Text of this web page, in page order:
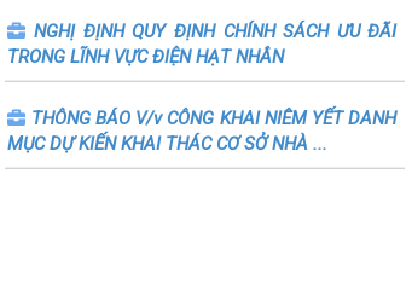
NGHỊ ĐỊNH QUY ĐỊNH CHÍNH SÁCH ƯU ĐÃI
TRONG LĨNH VỰC ĐIỆN HẠT NHÂN
THÔNG BÁO V/v CÔNG KHAI NIÊM YẾT DANH
MỤC DỰ KIẾN KHAI THÁC CƠ SỞ NHÀ ...